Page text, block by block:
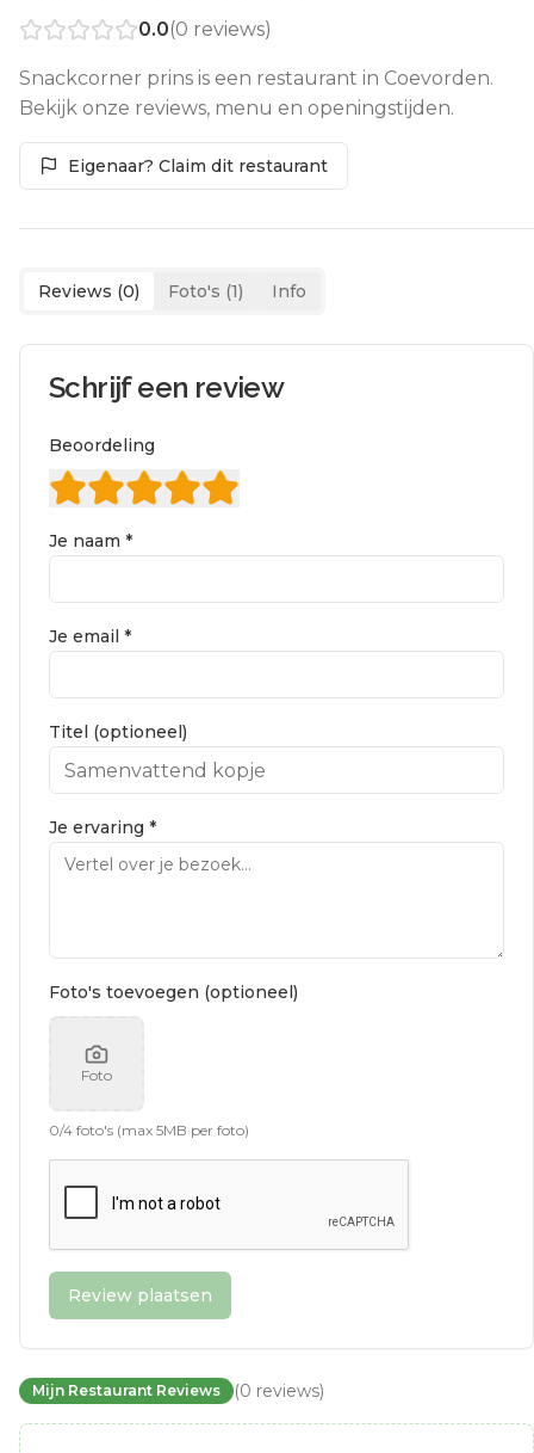
0.0(0 reviews)
Snackcorner prins is een restaurant in Coevorden.
Bekijk onze reviews, menu en openingstijden.
Eigenaar? Claim dit restaurant
Reviews (0) Foto's (1) Info
Schrijf een review
Beoordeling
Je naam *
Je email *
Titel (optioneel)
Je ervaring *
Foto's toevoegen (optioneel)
Foto
0/4 foto's (max 5MB per foto)
Review plaatsen
Mijn Restaurant Reviews (0 reviews)